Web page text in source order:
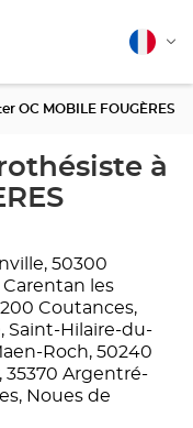
Français
OC MOBILE FOUGÈRES
à
50300
Carentan les
Coutances,
Saint-Hilaire-du-
Roch, 50240
35370 Argentré-
Noues de